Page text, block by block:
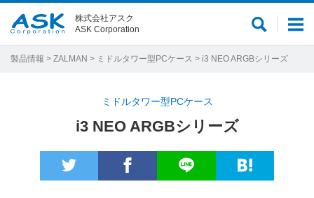
メ
ュ
サ
ト
株式会社アスク
ASK Corporation
製品情報 > ZALMAN > ミドルタワー型PCケース > i3 NEO ARGBシリーズ
ミドルタワー型PCケース
i3 NEO ARGBシリーズ